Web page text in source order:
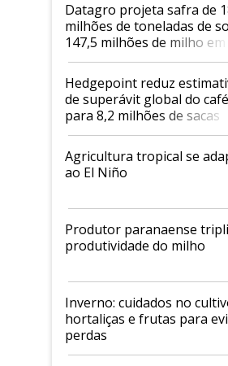
Datagro projeta safra de
milhões de toneladas de
147,5 milhões de milho em
2026/27
Hedgepoint reduz
de superávit global do café
para 8,2 milhões de sacas
Agricultura tropical se
ao El Niño
Produtor paranaense
produtividade do milho
Inverno: cuidados no
hortaliças e frutas para
perdas